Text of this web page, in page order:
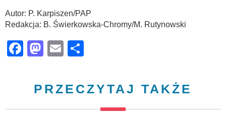
Autor: P. Karpiszen/PAP
Redakcja: B. Świerkowska-Chromy/M. Rutynowski
Facebook
Mastodon
Email
PRZECZYTAJ TAKŻE